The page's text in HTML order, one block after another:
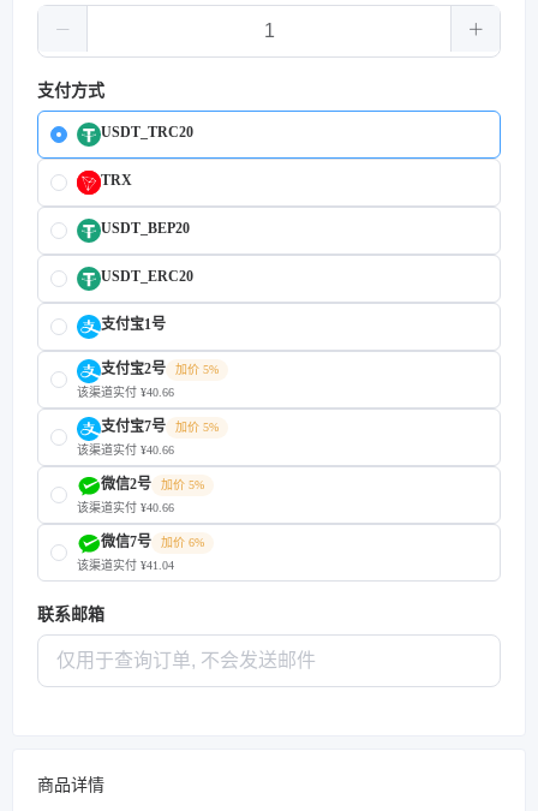
支付方式
USDT_TRC20
TRX
USDT_BEP20
USDT_ERC20
支付宝1号
支付宝2号
加价 5%
该渠道实付 ¥40.66
支付宝7号
加价 5%
该渠道实付 ¥40.66
微信2号
加价 5%
该渠道实付 ¥40.66
微信7号
加价 6%
该渠道实付 ¥41.04
联系邮箱
商品详情